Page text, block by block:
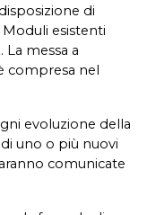
di
esistenti
La messa a
compresa nel
evoluzione della
uno o più nuovi
comunicate